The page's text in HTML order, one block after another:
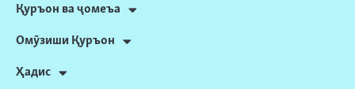
Қуръон ва ҷомеъа
Омӯзиши Қуръон
Ҳадис